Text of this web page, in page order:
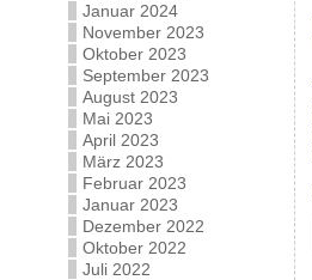
Januar 2024
November 2023
Oktober 2023
September 2023
August 2023
Mai 2023
April 2023
März 2023
Februar 2023
Januar 2023
Dezember 2022
Oktober 2022
Juli 2022